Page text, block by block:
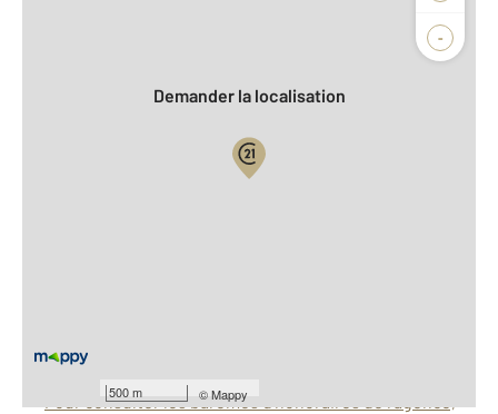
-
500 m ©Mappy
Demander la localisation
Dépôt de garantie : 2800 €
Pour consulter les barèmes d'honoraires de l'agence,